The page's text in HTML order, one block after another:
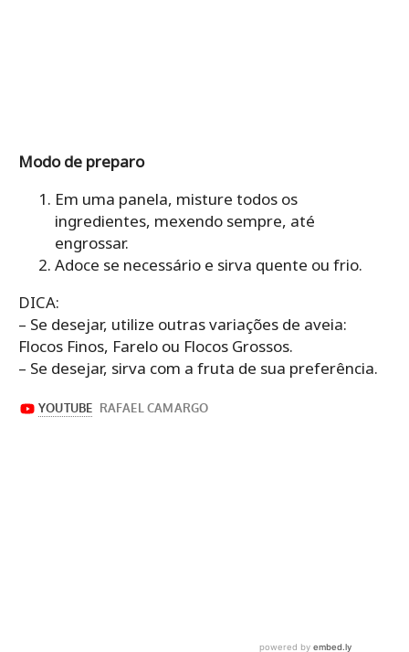
Modo de preparo
Em uma panela, misture todos os
ingredientes, mexendo sempre, até
engrossar.
Adoce se necessário e sirva quente ou frio.
DICA:
– Se desejar, utilize outras variações de aveia:
Flocos Finos, Farelo ou Flocos Grossos.
– Se desejar, sirva com a fruta de sua preferência.